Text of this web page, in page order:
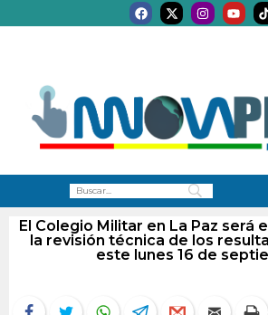
El Colegio Militar en La Paz será
la revisión técnica de los
este lunes 16 de